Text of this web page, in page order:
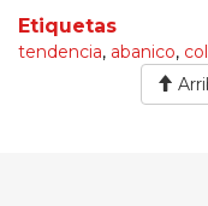
Etiquetas
tendencia, abanico,